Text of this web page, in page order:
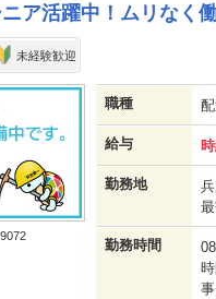
ア活躍中！ムリなく
未経験歓迎
職種
給与
勤務地
勤務時間